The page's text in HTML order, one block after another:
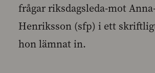
frågar riksdagsleda-mot
Henriksson (sfp) i ett
hon lämnat in.